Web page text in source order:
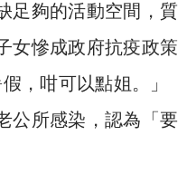
足夠的活動空間，質
女慘成政府抗疫政策
，咁可以點姐。」
公所感染，認為「要